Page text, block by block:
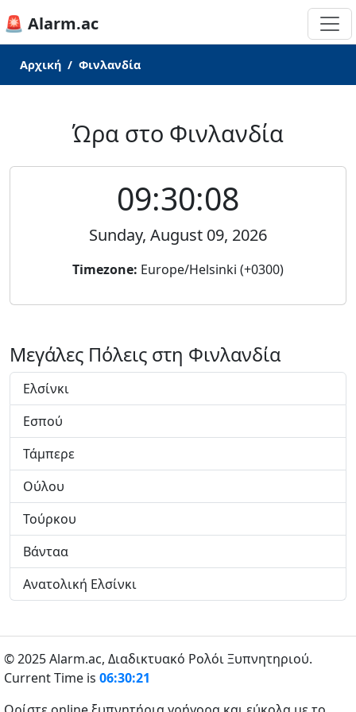
🚨 Alarm.ac
Αρχική Φινλανδία
Ώρα στο Φινλανδία
09:30:08
Sunday, August 09, 2026
Timezone: Europe/Helsinki (+0300)
Μεγάλες Πόλεις στη Φινλανδία
Ελσίνκι
Εσπού
Τάμπερε
Ούλου
Τούρκου
Βάνταα
Ανατολική Ελσίνκι
© 2025 Alarm.ac, Διαδικτυακό Ρολόι Ξυπνητηριού.
Current Time is 06:30:22